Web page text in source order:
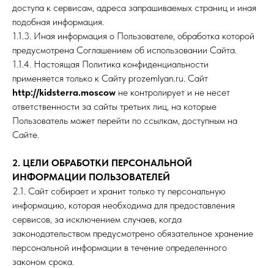
доступа к сервисам, адреса запрашиваемых страниц и иная
подобная информация.
1.1.3. Иная информация о Пользователе, обработка которой
предусмотрена Соглашением об использовании Сайта.
1.1.4. Настоящая Политика конфиденциальности
применяется только к Сайту prozemlyan.ru. Сайт
http://kidsterra.moscow не контролирует и не несет
ответственности за сайты третьих лиц, на которые
Пользователь может перейти по ссылкам, доступным на
Сайте.
2. ЦЕЛИ ОБРАБОТКИ ПЕРСОНАЛЬНОЙ
ИНФОРМАЦИИ ПОЛЬЗОВАТЕЛЕЙ
2.1. Сайт собирает и хранит только ту персональную
информацию, которая необходима для предоставления
сервисов, за исключением случаев, когда
законодательством предусмотрено обязательное хранение
персональной информации в течение определенного
законом срока.